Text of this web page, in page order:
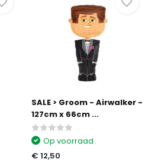
SALE > Groom - Airwalker -
127cm x 66cm ...
Op voorraad
€ 12,50